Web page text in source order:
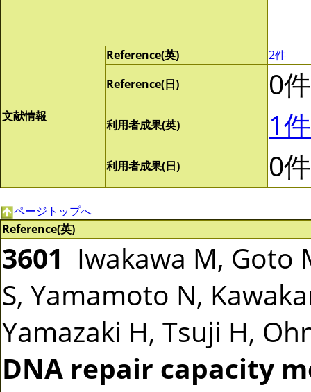
文献情報
Reference(英)
2件
Reference(日)
0件
利用者成果(英) 1件
利用者成果(日) 0件
ページトップへ
Reference(英)
3601 Iwakawa M, Goto
S, Yamamoto N,
Yamazaki H, Tsuji H,
DNA repair capacity